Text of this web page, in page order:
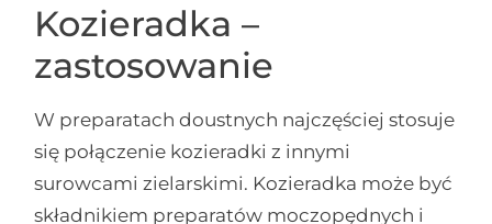
Kozieradka –
zastosowanie
W preparatach doustnych najczęściej stosuje
się połączenie kozieradki z innymi
surowcami zielarskimi. Kozieradka może być
składnikiem preparatów moczopędnych i